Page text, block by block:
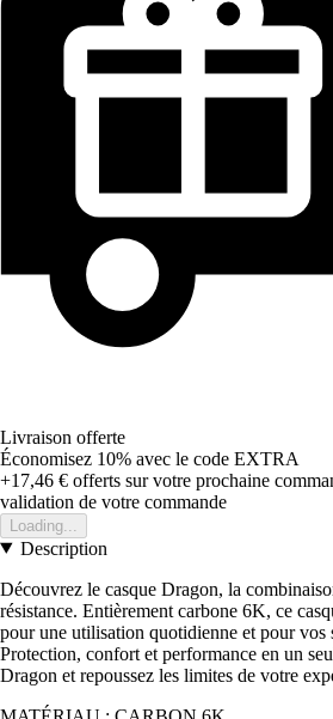
Livraison offerte
Économisez 10% avec le code EXTRA
+17,46 € offerts sur votre prochaine
validation de votre commande
Loading...
Description
Découvrez le casque Dragon, la
résistance. Entièrement carbone 6K, ce
pour une utilisation quotidienne et pour vos
Protection, confort et performance en un
Dragon et repoussez les limites de votre